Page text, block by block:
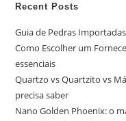
Recent Posts
Guia de Pedras Importadas
Como Escolher um
essenciais
Quartzo vs Quartzito vs
precisa saber
Nano Golden Phoenix: o